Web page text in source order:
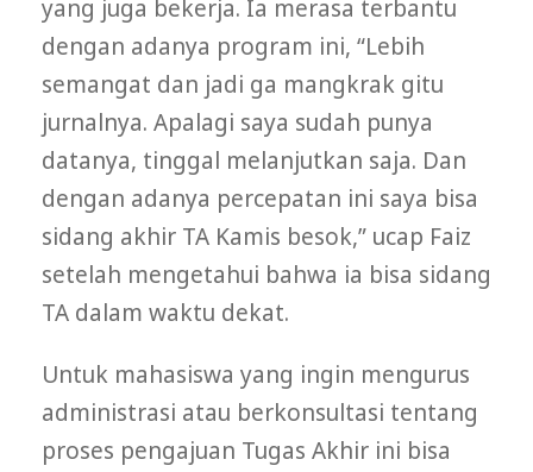
yang juga bekerja. Ia merasa terbantu
dengan adanya program ini, “Lebih
semangat dan jadi ga mangkrak gitu
jurnalnya. Apalagi saya sudah punya
datanya, tinggal melanjutkan saja. Dan
dengan adanya percepatan ini saya bisa
sidang akhir TA Kamis besok,” ucap Faiz
setelah mengetahui bahwa ia bisa sidang
TA dalam waktu dekat.
Untuk mahasiswa yang ingin mengurus
administrasi atau berkonsultasi tentang
proses pengajuan Tugas Akhir ini bisa